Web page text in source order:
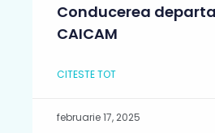
Conducerea
CAICAM
CITESTE TOT
februarie 17, 2025